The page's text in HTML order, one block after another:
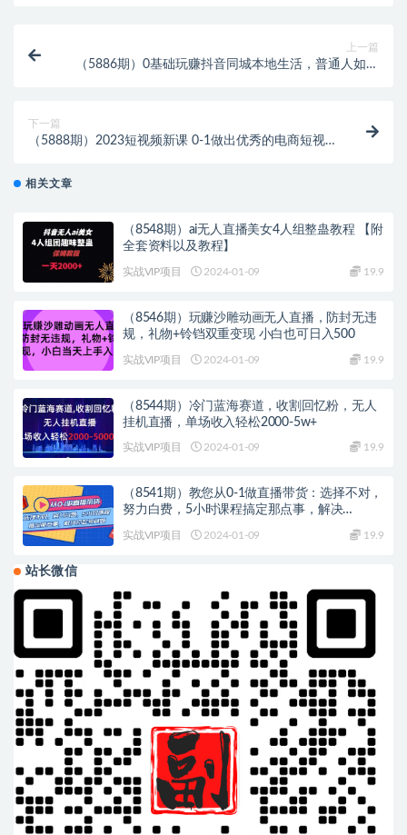
上一篇
（5886期）0基础玩赚抖音同城本地生活，普通人如何
下一篇
（5888期）2023短视频新课 0-1做出优秀的电商短视
相关文章
（8548期）ai无人直播美女4人组整蛊教程 【附
全套资料以及教程】
实战VIP项目 2024-01-09 19.9
（8546期）玩赚沙雕动画无人直播，防封无违
规，礼物+铃铛双重变现 小白也可日入500
实战VIP项目 2024-01-09 19.9
（8544期）冷门蓝海赛道，收割回忆粉，无人
挂机直播，单场收入轻松2000-5w+
实战VIP项目 2024-01-09 19.9
（8541期）教您从0-1做直播带货：选择不对，
努力白费，5小时课程搞定那点事，解决…
实战VIP项目 2024-01-09 19.9
站长微信